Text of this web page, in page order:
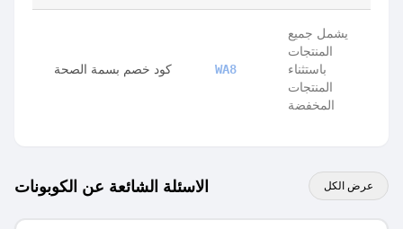
كود خصم بسمة الصحة WA8
يشمل جميع
المنتجات
باستثناء
المنتجات
المخفضة
الاسئلة الشائعة عن الكوبونات عرض الكل